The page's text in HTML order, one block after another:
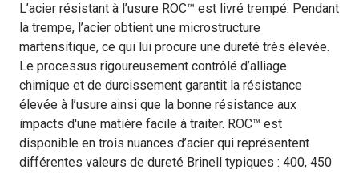
L’acier résistant à l’usure ROC™ est livré trempé. Pendant
la trempe, l’acier obtient une microstructure
martensitique, ce qui lui procure une dureté très élevée.
Le processus rigoureusement contrôlé d’alliage
chimique et de durcissement garantit la résistance
élevée à l’usure ainsi que la bonne résistance aux
impacts d'une matière facile à traiter. ROC™ est
disponible en trois nuances d’acier qui représentent
différentes valeurs de dureté Brinell typiques : 400, 450